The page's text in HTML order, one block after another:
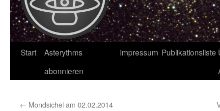
Zum
Start
Asterythms
abonnieren
Impressum Publikationsliste
← Mondsichel am 02.02.2014